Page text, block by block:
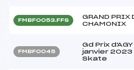
FMBF0053.FFS
GRAND PRIX
CHAMONIX
FMBF0045
Gd Prix
janvier 2023
Skate